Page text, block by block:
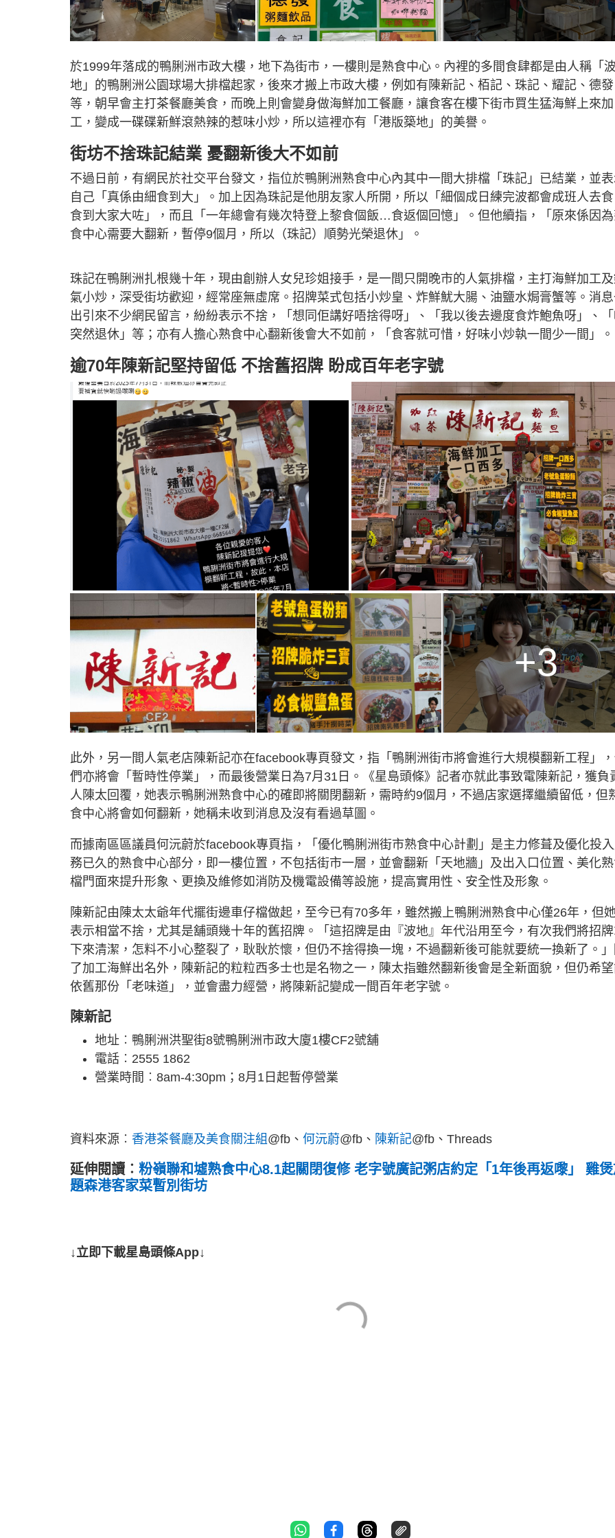
於1999年落成的鴨脷洲市政大樓，地下為街市，一樓則是熟食中心。內裡的多間食肆都是由人稱「
地」的鴨脷洲公園球場大排檔起家，後來才搬上市政大樓，例如有陳新記、栢記、珠記、耀記、德發
等，朝早會主打茶餐廳美食，而晚上則會變身做海鮮加工餐廳，讓食客在樓下街市買生猛海鮮上來加
工，變成一碟碟新鮮滾熱辣的惹味小炒，所以這裡亦有「港版築地」的美譽。
街坊不捨珠記結業 憂翻新後大不如前
不過日前，有網民於社交平台發文，指位於鴨脷洲熟食中心內其中一間大排檔「珠記」已結業，並
自己「真係由細食到大」。加上因為珠記是他朋友家人所開，所以「細個成日練完波都會成班人去
食到大家大咗」，而且「一年總會有幾次特登上黎食個飯…食返個回憶」。但他續指，「原來係因
食中心需要大翻新，暫停9個月，所以（珠記）順勢光榮退休」。
珠記在鴨脷洲扎根幾十年，現由創辦人女兒珍姐接手，是一間只開晚市的人氣排檔，主打海鮮加工
氣小炒，深受街坊歡迎，經常座無虛席。招牌菜式包括小炒皇、炸鮮魷大腸、油鹽水焗膏蟹等。消
出引來不少網民留言，紛紛表示不捨，「想同佢講好唔捨得呀」、「我以後去邊度食炸鮑魚呀」、
突然退休」等；亦有人擔心熟食中心翻新後會大不如前，「食客就可惜，好味小炒執一間少一間」。
逾70年陳新記堅持留低 不捨舊招牌 盼成百年老字號
+3
此外，另一間人氣老店陳新記亦在facebook專頁發文，指「鴨脷洲街市將會進行大規模翻新工程」
們亦將會「暫時性停業」，而最後營業日為7月31日。《星島頭條》記者亦就此事致電陳新記，獲負
人陳太回覆，她表示鴨脷洲熟食中心的確即將關閉翻新，需時約9個月，不過店家選擇繼續留低，但
食中心將會如何翻新，她稱未收到消息及沒有看過草圖。
而據南區區議員何沅蔚於facebook專頁指，「優化鴨脷洲街市熟食中心計劃」是主力修葺及優化投
務已久的熟食中心部分，即一樓位置，不包括街市一層，並會翻新「天地牆」及出入口位置、美化
檔門面來提升形象、更換及維修如消防及機電設備等設施，提高實用性、安全性及形象。
陳新記由陳太太爺年代擺街邊車仔檔做起，至今已有70多年，雖然搬上鴨脷洲熟食中心僅26年，但
表示相當不捨，尤其是舖頭幾十年的舊招牌。「這招牌是由『波地』年代沿用至今，有次我們將招
下來清潔，怎料不小心整裂了，耿耿於懷，但仍不捨得換一塊，不過翻新後可能就要統一換新了。
了加工海鮮出名外，陳新記的粒粒西多士也是名物之一，陳太指雖然翻新後會是全新面貌，但仍希
依舊那份「老味道」，並會盡力經營，將陳新記變成一間百年老字號。
陳新記
地址︰鴨脷洲洪聖街8號鴨脷洲市政大廈1樓CF2號舖
電話︰2555 1862
營業時間︰8am-4:30pm；8月1日起暫停營業
資料來源︰ 香港茶餐廳及美食關注組 @fb、 何沅蔚@fb、 陳新記@fb、Threads
延伸閱讀︰ 粉嶺聯和墟熟食中心8.1起關閉復修 老字號廣記粥店約定「1年後再返嚟」 雞
題森港客家菜暫別街坊
↓立即下載星島頭條App↓